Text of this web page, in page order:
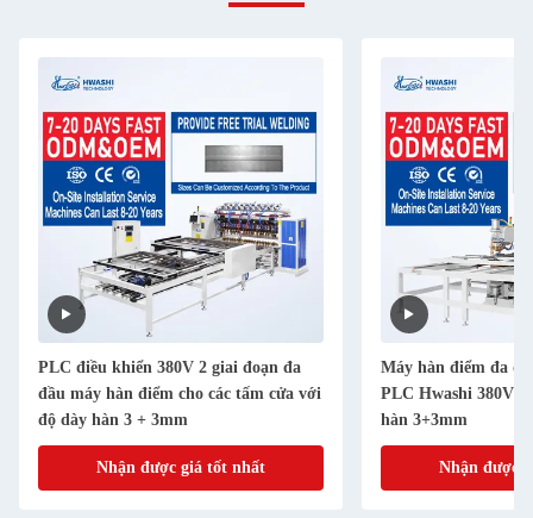
PLC điều khiển 380V 2 giai đoạn đa
đầu máy hàn điểm cho các tấm cửa với
độ dày hàn 3 + 3mm
Nhận được giá tốt nhất
Máy hàn điểm đa
PLC Hwashi 380V
hàn 3+3mm
Nhận được